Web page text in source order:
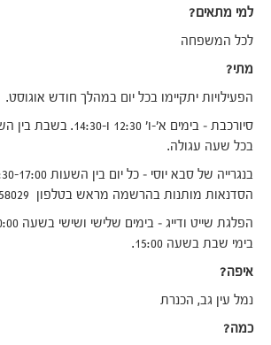
למי מתאים?
לכל המשפחה
מתי?
הפעילויות יתקיימו בכל יום במהלך חודש אוגוסט.
בכל שעה עגולה.
הסדנאות מותנות בהרשמה מראש בטלפון 054-5658029 (יצחק).
בימי שבת בשעה 15:00.
איפה?
נמל עין גב, הכנרת
כמה?